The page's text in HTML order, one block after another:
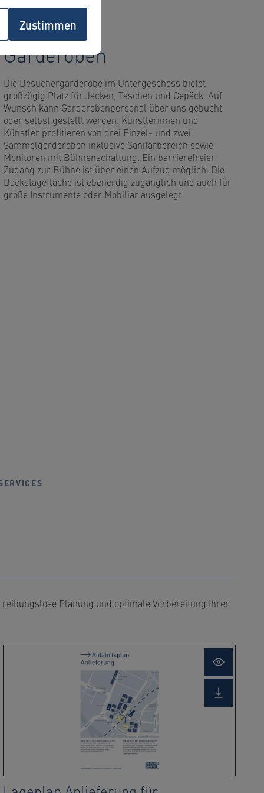
Zustimmen
Garderoben
Die Besuchergarderobe im Untergeschoss bietet
großzügig Platz für Jacken, Taschen und Gepäck. Auf
Wunsch kann Garderobenpersonal über uns gebucht
oder selbst gestellt werden. Künstlerinnen und
Künstler profitieren von drei Einzel- und zwei
Sammelgarderoben inklusive Sanitärbereich sowie
Monitoren mit Bühnenschaltung. Ein barrierefreier
Zugang zur Bühne ist über einen Aufzug möglich. Die
Backstagefläche ist ebenerdig zugänglich und auch für
große Instrumente oder Mobiliar ausgelegt.
Planung und optimale Vorbereitung Ihrer
Open
lightbox
Download
file